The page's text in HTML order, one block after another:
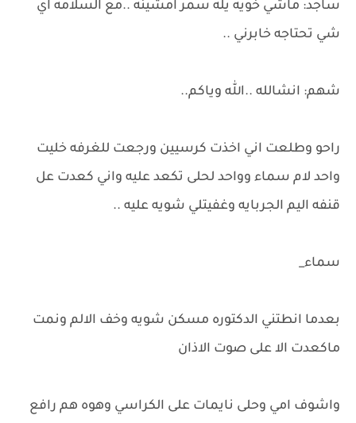
ساجد: ماشي خويه يله سمر امشينه ..مع السلامه اي
شي تحتاجه خابرني ..
شهم: انشالله ..الله وياكم..
راحو وطلعت اني اخذت كرسيين ورجعت للغرفه خليت
واحد لام سماء وواحد لحلى تكعد عليه واني كعدت عل
قنفه اليم الجربايه وغفيتلي شويه عليه ..
سماء_
بعدما انطتني الدكتوره مسكن شويه وخف الالم ونمت
ماكعدت الا على صوت الاذان
واشوف امي وحلى نايمات على الكراسي وهوه هم رافع